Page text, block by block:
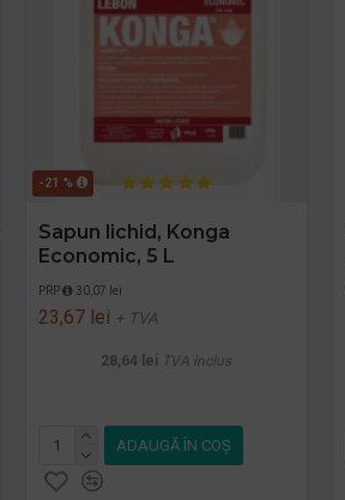
-21 %
Sapun lichid, Konga
Economic, 5 L
PRP 30,07 lei
23,67 lei + TVA
28,64 lei TVA inclus
ADAUGĂ ÎN COŞ